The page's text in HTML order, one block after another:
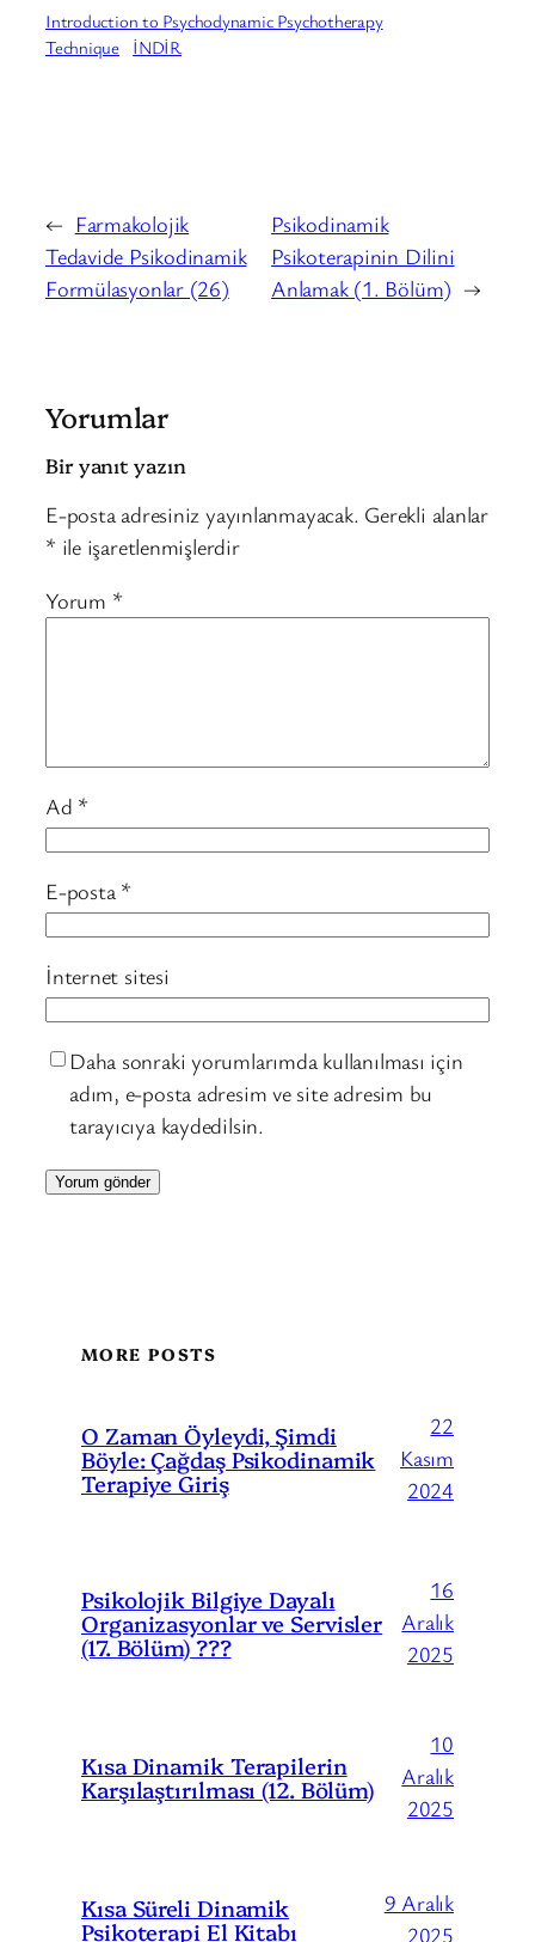
Introduction to Psychodynamic Psychotherapy
Technique
İNDİR
← Farmakolojik
Tedavide Psikodinamik
Formülasyonlar (26)
Psikodinamik
Psikoterapinin Dilini
Anlamak (1. Bölüm) →
Yorumlar
Bir yanıt yazın
E-posta adresiniz yayınlanmayacak. Gerekli alanlar
* ile işaretlenmişlerdir
Yorum *
Ad *
E-posta *
İnternet sitesi
Daha sonraki yorumlarımda kullanılması için
adım, e-posta adresim ve site adresim bu
tarayıcıya kaydedilsin.
MORE POSTS
O Zaman Öyleydi, Şimdi
Böyle: Çağdaş Psikodinamik
Terapiye Giriş
22
Kasım
2024
Psikolojik Bilgiye Dayalı
Organizasyonlar ve Servisler
(17. Bölüm) ???
16
Aralık
2025
Kısa Dinamik Terapilerin
Karşılaştırılması (12. Bölüm)
10
Aralık
2025
Kısa Süreli Dinamik
Psikoterapi El Kitabı
9 Aralık
2025